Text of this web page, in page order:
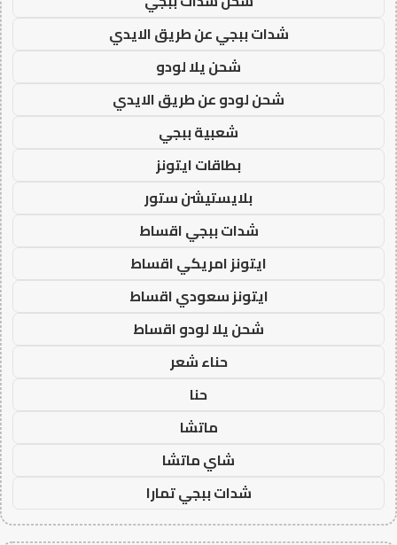
شدات ببجي عن طريق الايدي
شحن يلا لودو
شحن لودو عن طريق الايدي
شعبية ببجي
بطاقات ايتونز
بلايستيشن ستور
شدات ببجي اقساط
ايتونز امريكي اقساط
ايتونز سعودي اقساط
شحن يلا لودو اقساط
حناء شعر
حنا
ماتشا
شاي ماتشا
شدات ببجي تمارا